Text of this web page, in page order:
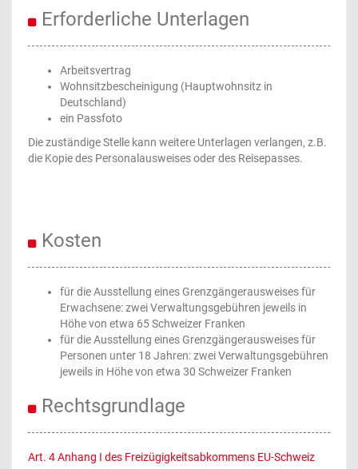
Erforderliche Unterlagen
Arbeitsvertrag
Wohnsitzbescheinigung (Hauptwohnsitz in
Deutschland)
ein Passfoto
Die zuständige Stelle kann weitere Unterlagen verlangen, z.B.
die Kopie des Personalausweises oder des Reisepasses.
Kosten
für die Ausstellung eines Grenzgängerausweises für
Erwachsene: zwei Verwaltungsgebühren jeweils in
Höhe von etwa 65 Schweizer Franken
für die Ausstellung eines Grenzgängerausweises für
Personen unter 18 Jahren: zwei Verwaltungsgebühren
jeweils in Höhe von etwa 30 Schweizer Franken
Rechtsgrundlage
Art. 4 Anhang I des Freizügigkeitsabkommens EU-Schweiz